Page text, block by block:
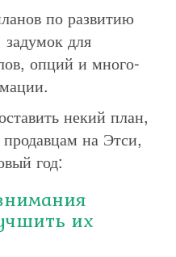
по развитию
задумок для
опций и много-
некий план,
на Этси,
год:
их